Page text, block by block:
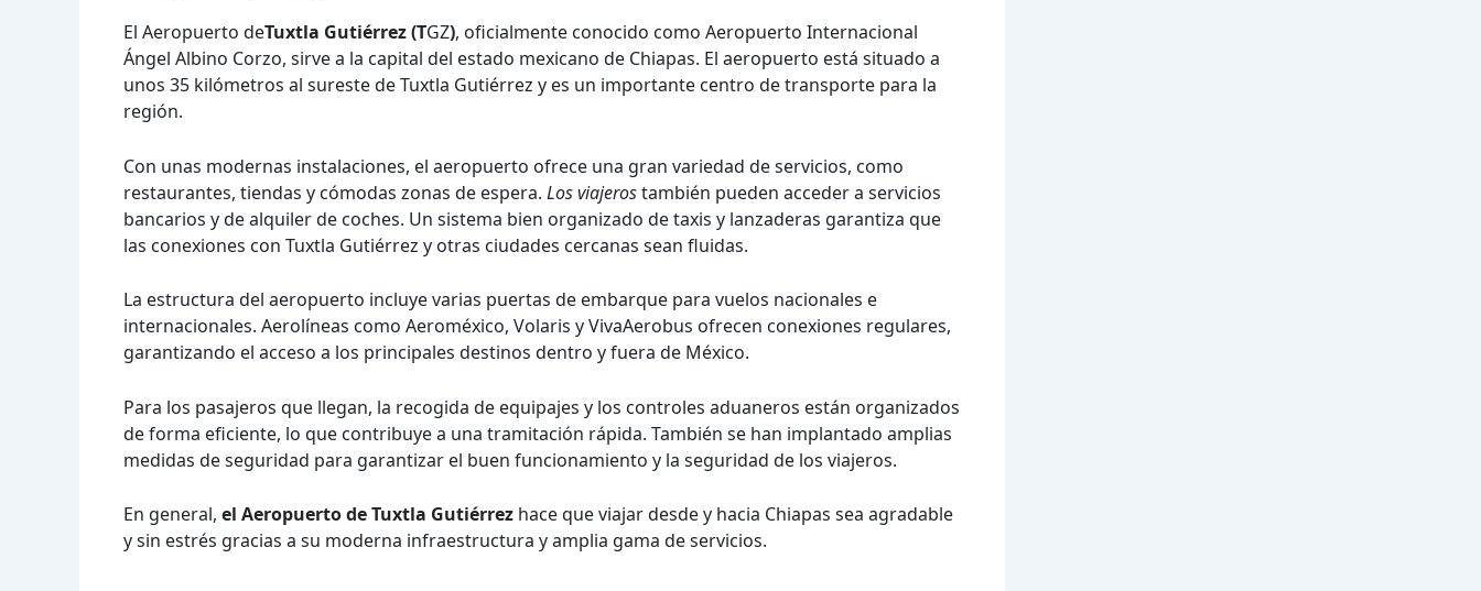
El Aeropuerto deTuxtla Gutiérrez (TGZ), oficialmente conocido como Aeropuerto Internacional
Ángel Albino Corzo, sirve a la capital del estado mexicano de Chiapas. El aeropuerto está situado a
unos 35 kilómetros al sureste de Tuxtla Gutiérrez y es un importante centro de transporte para la
región.
Con unas modernas instalaciones, el aeropuerto ofrece una gran variedad de servicios, como
restaurantes, tiendas y cómodas zonas de espera. Los viajerostambién pueden acceder a servicios
bancarios y de alquiler de coches. Un sistema bien organizado de taxis y lanzaderas garantiza que
las conexiones con Tuxtla Gutiérrez y otras ciudades cercanas sean fluidas.
La estructura del aeropuerto incluye varias puertas de embarque para vuelos nacionales e
internacionales. Aerolíneas como Aeroméxico, Volaris y VivaAerobus ofrecen conexiones regulares,
garantizando el acceso a los principales destinos dentro y fuera de México.
Para los pasajeros que llegan, la recogida de equipajes y los controles aduaneros están organizados
de forma eficiente, lo que contribuye a una tramitación rápida. También se han implantado amplias
medidas de seguridad para garantizar el buen funcionamiento y la seguridad de los viajeros.
En general, el Aeropuerto de Tuxtla Gutiérrez hace que viajar desde y hacia Chiapas sea agradable
y sin estrés gracias a su moderna infraestructura y amplia gama de servicios.